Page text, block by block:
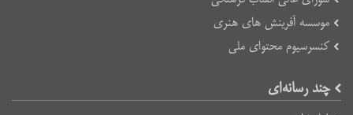
موسسه آفرینش های هنری
کنسرسیوم محتوای ملی
چند رسانه‌ای